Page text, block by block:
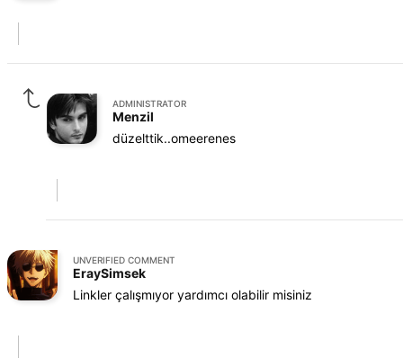
ADMINISTRATOR
Menzil
düzelttik..omeerenes
UNVERIFIED COMMENT
EraySimsek
Linkler çalışmıyor yardımcı olabilir misiniz